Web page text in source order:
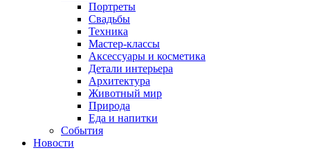
Портреты
Свадьбы
Техника
Мастер-классы
Аксессуары и косметика
Детали интерьера
Архитектура
Животный мир
Природа
Еда и напитки
События
Новости